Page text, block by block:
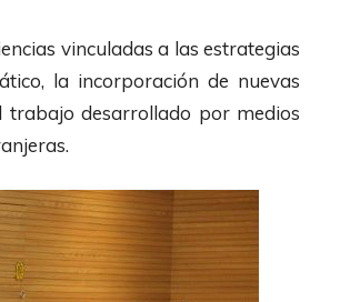
vinculadas a las estrategias
la incorporación de nuevas
trabajo desarrollado por medios